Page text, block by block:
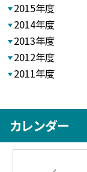
2015年度
2014年度
2013年度
2012年度
2011年度
カレンダー